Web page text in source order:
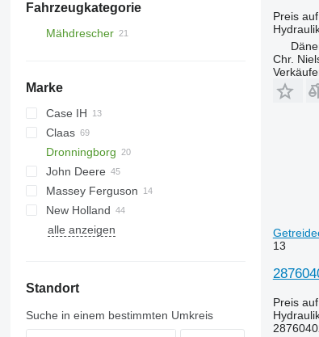
Fahrzeugkategorie
Mähdrescher
Marke
Case IH
2388
8010
STX
Claas
Dominator
Lexion
Mega
Mercator
M series
Dronningborg
D-series
D1200
806
John Deere
965
2066
4040
S-series
Big X
3650
Massey Ferguson
34
40
7278
New Holland
CR
TF
alle anzeigen
Standort
Suche in einem bestimmten Umkreis
Preis
Chr.
13
Preis